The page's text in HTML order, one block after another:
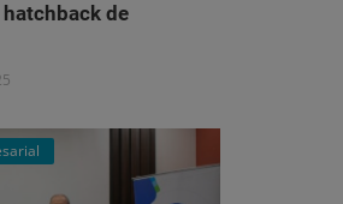
hatchback de